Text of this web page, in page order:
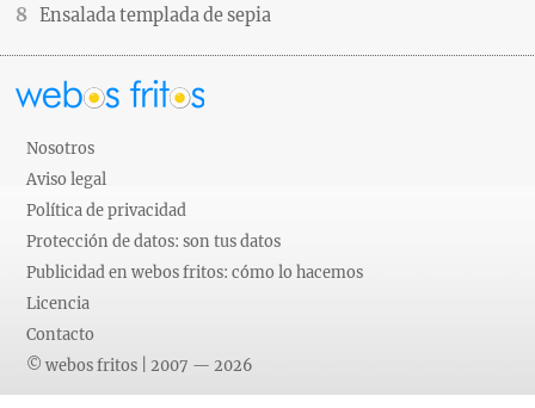
Ensalada templada de sepia
Nosotros
Aviso legal
Política de privacidad
Protección de datos: son tus datos
Publicidad en webos fritos: cómo lo hacemos
Licencia
Contacto
© webos fritos | 2007 — 2026